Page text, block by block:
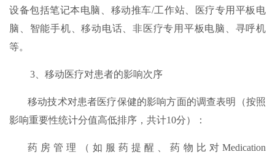
设备包括笔记本电脑、移动推车/工作站、医疗专用平板电
脑、智能手机、移动电话、非医疗专用平板电脑、寻呼机
等。
3、移动医疗对患者的影响次序
移动技术对患者医疗保健的影响方面的调查表明（按照
影响重要性统计分值高低排序，共计10分）：
药房管理（如服药提醒、药物比对Medication